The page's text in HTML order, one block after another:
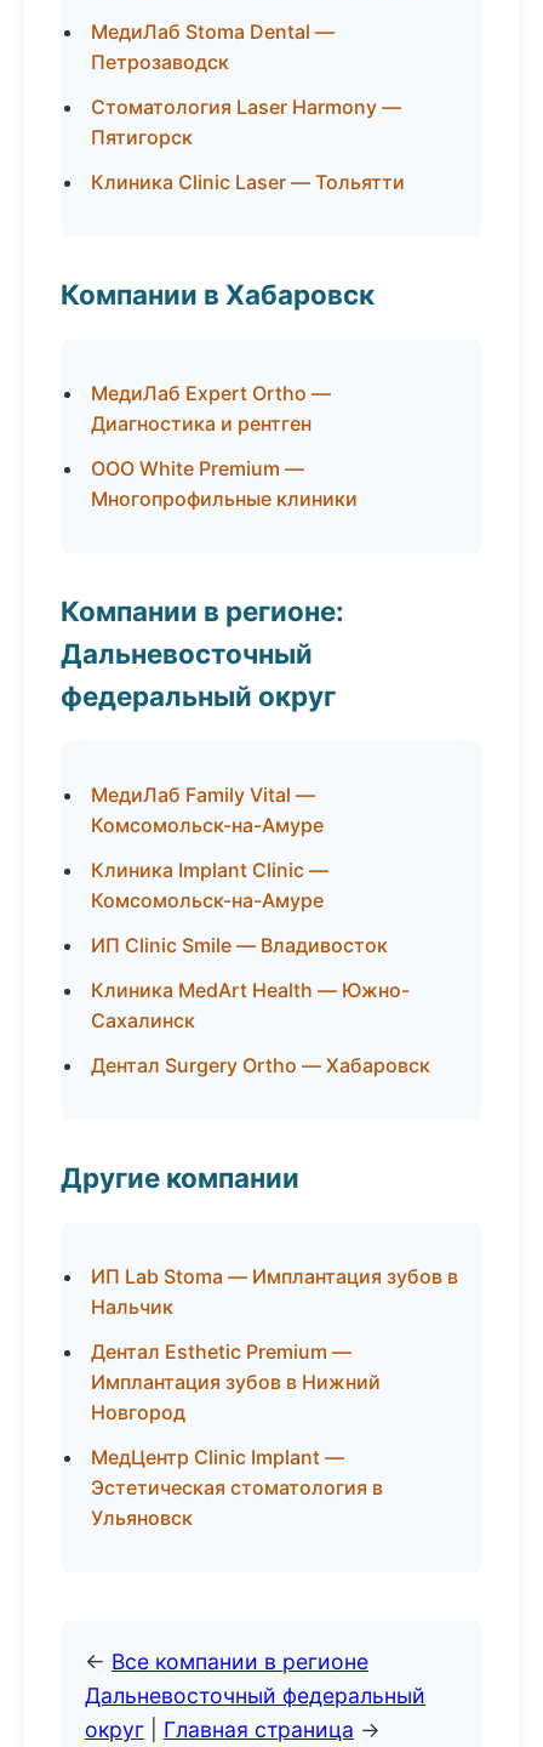
МедиЛаб Stoma Dental —
Петрозаводск
Стоматология Laser Harmony —
Пятигорск
Клиника Clinic Laser — Тольятти
Компании в Хабаровск
МедиЛаб Expert Ortho —
Диагностика и рентген
ООО White Premium —
Многопрофильные клиники
Компании в регионе:
Дальневосточный
федеральный округ
МедиЛаб Family Vital —
Комсомольск-на-Амуре
Клиника Implant Clinic —
Комсомольск-на-Амуре
ИП Clinic Smile — Владивосток
Клиника MedArt Health — Южно-
Сахалинск
Дентал Surgery Ortho — Хабаровск
Другие компании
ИП Lab Stoma — Имплантация зубов в
Нальчик
Дентал Esthetic Premium —
Имплантация зубов в Нижний
Новгород
МедЦентр Clinic Implant —
Эстетическая стоматология в
Ульяновск
← Все компании в регионе
Дальневосточный федеральный
округ
Главная страница →